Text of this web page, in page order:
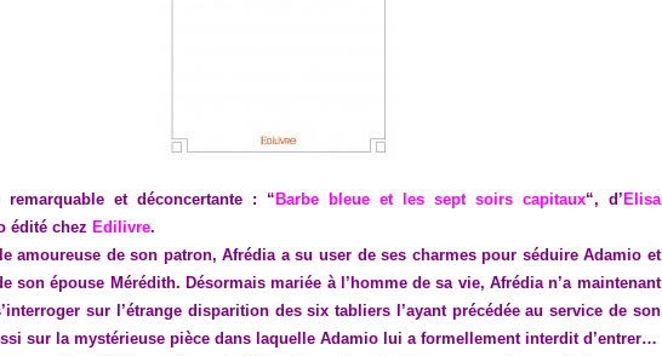
remarquable et déconcertante : “ Barbe bleue et les sept soirs capitaux“, d’ Elisa
édité chez Edilivre.
amoureuse de son patron, Afrédia a su user de ses charmes pour séduire Adamio et
son épouse Mérédith. Désormais mariée à l’homme de sa vie, Afrédia n’a maintenant
sur l’étrange disparition des six tabliers l’ayant précédée au service de son
sur la mystérieuse pièce dans laquelle Adamio lui a formellement interdit d’entrer…